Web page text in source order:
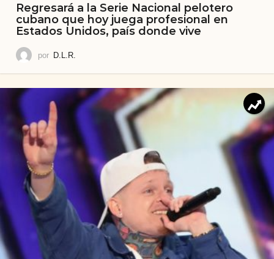
Regresará a la Serie Nacional pelotero
cubano que hoy juega profesional en
Estados Unidos, país donde vive
por D.L.R.